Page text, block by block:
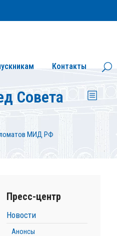
Контакты
Совета
МИД РФ
Пресс-центр
Новости
Анонсы